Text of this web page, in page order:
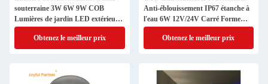
souterraine 3W 6W 9W COB
Lumières de jardin LED extérieures
avec garniture en acier inoxydable
Obtenez le meilleur prix
Anti-éblouissement IP67 étanche à
l'eau 6W 12V/24V Carré Forme
ronde en aluminium
Obtenez le meilleur prix